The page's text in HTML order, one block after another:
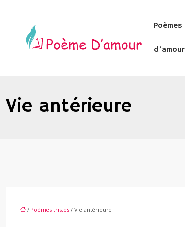
Poèmes
d’amour
Vie antérieure
/ Poèmes tristes / Vie antérieure